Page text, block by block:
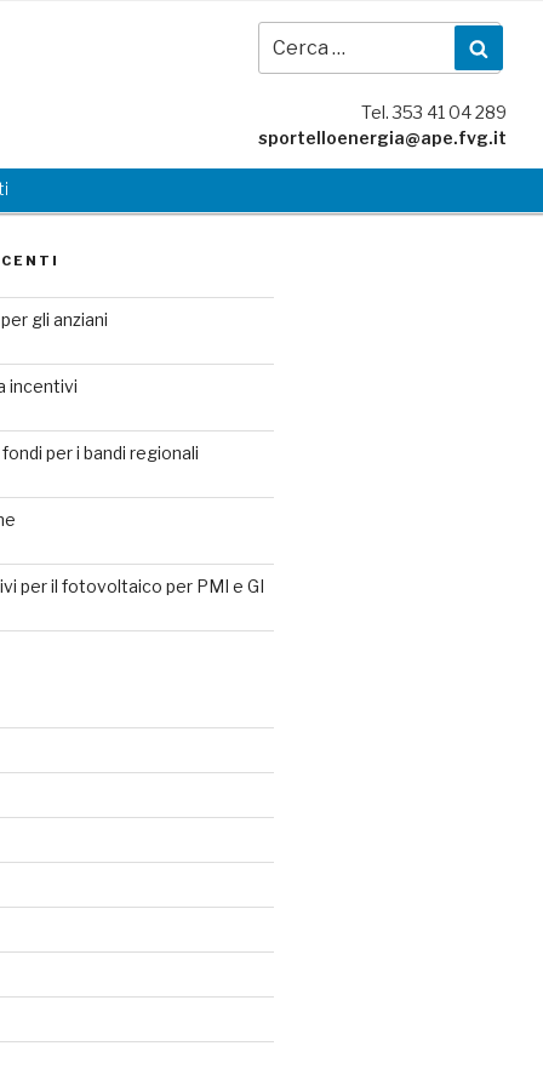
Tel. 353 41 04 289
sportelloenergia@ape.fvg.it
gli anziani
incentivi
per i bandi regionali
per il fotovoltaico per PMI e GI